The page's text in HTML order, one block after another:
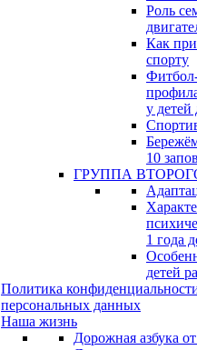
Роль
Как
спорту
у детей
10
ГРУППА
1 года
детей
Политика
персональных данных
Наша жизнь
Дорожная азбука